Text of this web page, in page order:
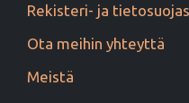
Rekisteri- ja
Ota meihin yhteyttä
Meistä